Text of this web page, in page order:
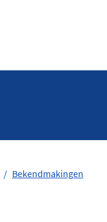
Bekendmakingen